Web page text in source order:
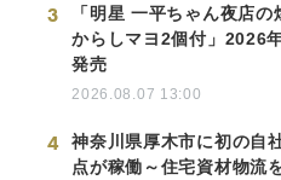
3
「明星 一平ちゃん夜店
からしマヨ2個付」2026
発売
2026.08.07 13:00
4
神奈川県厚木市に初の自
点が稼働～住宅資材物流